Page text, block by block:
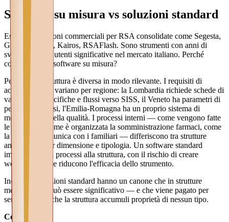
Software su misura vs soluzioni standard
Esistono soluzioni commerciali per RSA consolidate come Segesta,
GIPO, O3Care, Kairos, RSAFlash. Sono strumenti con anni di
sviluppo e basi utenti significative nel mercato italiano. Perché
considerare un software su misura?
Perché ogni struttura è diversa in modo rilevante. I requisiti di
accreditamento variano per regione: la Lombardia richiede schede di
valutazione specifiche e flussi verso SISS, il Veneto ha parametri di
personale diversi, l'Emilia-Romagna ha un proprio sistema di
monitoraggio della qualità. I processi interni — come vengono fatte
le consegne, come è organizzata la somministrazione farmaci, come
la struttura comunica con i familiari — differiscono tra strutture
anche simili per dimensione e tipologia. Un software standard
impone i propri processi alla struttura, con il rischio di creare
workaround che riducono l'efficacia dello strumento.
Inoltre, le soluzioni standard hanno un canone che in strutture
medio-grandi può essere significativo — e che viene pagato per
sempre, senza che la struttura accumuli proprietà di nessun tipo.
Confronto: